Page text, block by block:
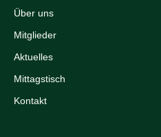
Über uns
Mitglieder
Aktuelles
Mittagstisch
Kontakt